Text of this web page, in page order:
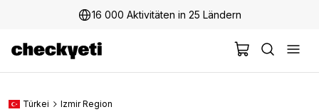
16 000 Aktivitäten in 25 Ländern
Türkei Izmir Region